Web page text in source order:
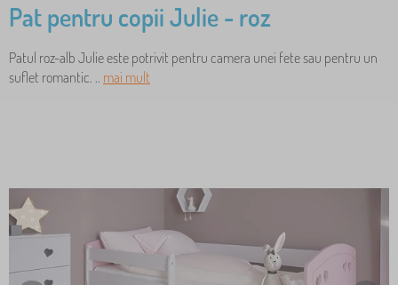
Pat pentru copii Julie - roz
Patul roz-alb Julie este potrivit pentru camera unei fete sau pentru un
suflet romantic. .. mai mult